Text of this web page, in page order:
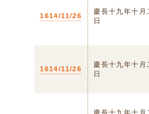
1614/11/26
慶長十九年十月
日
1614/11/26
慶長十九年十月
日